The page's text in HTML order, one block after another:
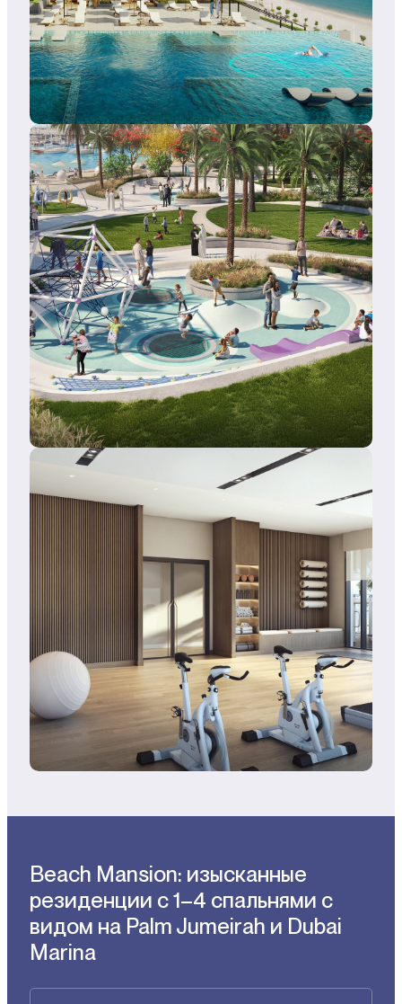
Beach Mansion: изысканные
резиденции с 1–4 спальнями с
видом на Palm Jumeirah и Dubai
Marina